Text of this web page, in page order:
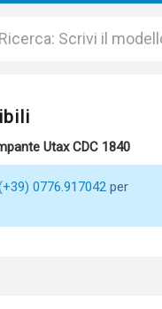
Utax CDC 1840
0776.917042per